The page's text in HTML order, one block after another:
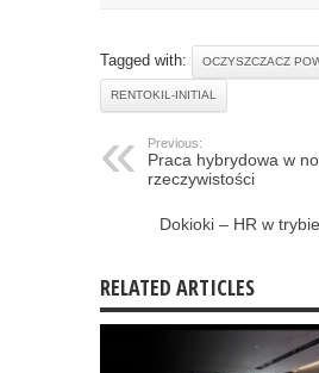
Tagged with: OCZYSZCZACZ
RENTOKIL-INITIAL
Previous:
Praca hybrydowa w
rzeczywistości
Dokioki – HR w
RELATED ARTICLES